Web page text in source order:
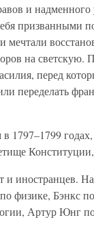
и
призванными
на светскую.
перед
переделать
1797–1799
иностранцев.
физике, Бэнкс
Артур Юнг